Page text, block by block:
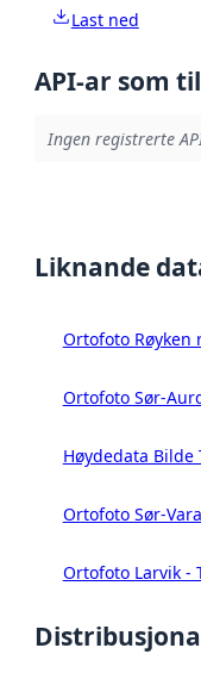
Last ned
API-ar som
Ingen registrerte
Liknande
Ortofoto Røyken
Ortofoto Sør-
Høydedata Bilde
Ortofoto Sør-
Ortofoto Larvik -